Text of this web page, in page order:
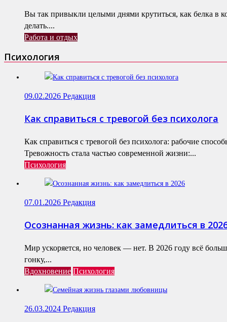
Вы так привыкли целыми днями крутиться, как белка в
делать....
Работа и отдых
Психология
09.02.2026 Редакция
Как справиться с тревогой без психолога
Как справиться с тревогой без психолога: рабочие
Тревожность стала частью современной жизни:...
Психология
07.01.2026 Редакция
Осознанная жизнь: как замедлиться в
Мир ускоряется, но человек — нет. В 2026 году всё
гонку,...
Вдохновение Психология
26.03.2024 Редакция